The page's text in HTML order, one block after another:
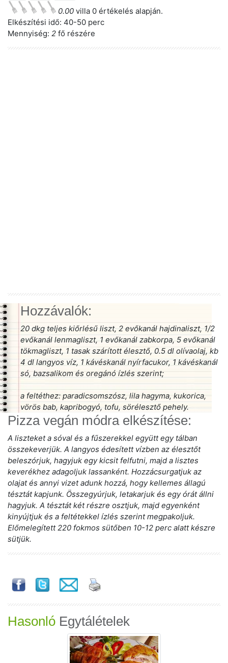
0.00 villa 0 értékelés alapján.
Elkészítési idő: 40-50 perc
Mennyiség: 2 fő részére
Hozzávalók:
20 dkg teljes kiőrlésű liszt, 2 evőkanál hajdinaliszt, 1/2
evőkanál lenmagliszt, 1 evőkanál zabkorpa, 5 evőkanál
tökmagliszt, 1 tasak szárított élesztő, 0.5 dl olívaolaj, kb
4 dl langyos víz, 1 kávéskanál nyírfacukor, 1 kávéskanál
só, bazsalikom és oregánó ízlés szerint;
a feltéthez: paradicsomszósz, lila hagyma, kukorica,
vörös bab, kapribogyó, tofu, sörélesztő pehely.
Pizza vegán módra elkészítése:
A liszteket a sóval és a fűszerekkel együtt egy tálban
összekeverjük. A langyos édesített vízben az élesztőt
beleszórjuk, hagyjuk egy kicsit felfutni, majd a lisztes
keverékhez adagoljuk lassanként. Hozzácsurgatjuk az
olajat és annyi vizet adunk hozzá, hogy kellemes állagú
tésztát kapjunk. Összegyúrjuk, letakarjuk és egy órát állni
hagyjuk. A tésztát két részre osztjuk, majd egyenként
kinyújtjuk és a feltétekkel ízlés szerint megpakoljuk.
Előmelegített 220 fokmos sütőben 10-12 perc alatt készre
sütjük.
Hasonló Egytálételek